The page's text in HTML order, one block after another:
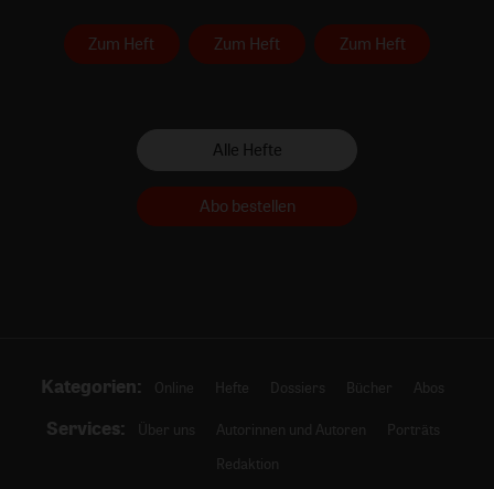
Zum Heft Zum Heft Zum Heft
Alle Hefte
Abo bestellen
Kategorien: Online Hefte Dossiers Bücher Abos
Services: Über uns Autorinnen und Autoren
Porträts
Redaktion